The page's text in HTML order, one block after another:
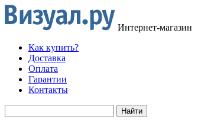
Интернет-магазин
Как купить?
Доставка
Оплата
Гарантии
Контакты